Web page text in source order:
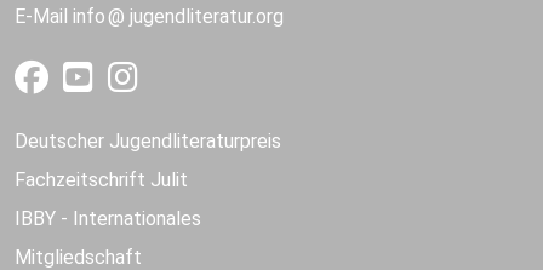
E-Mail info jugendliteratur.org
Deutscher Jugendliteraturpreis
Fachzeitschrift Julit
IBBY - Internationales
Mitgliedschaft